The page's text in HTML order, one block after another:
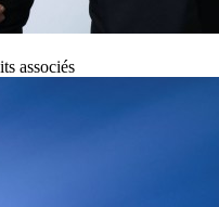
associés